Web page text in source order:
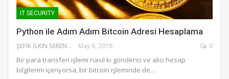
IT SECURITY
Python ile Adım Adım Bitcoin Adresi Hesaplama
ŞEFIK İLKIN SERENGIL May 6, 2018 0
Bir para transferi işlemi nasıl ki gönderici ve alıcı hesap
bilgilerini içeriyorsa, bir bitcoin işleminde de…